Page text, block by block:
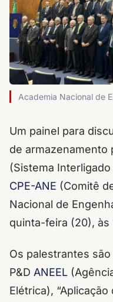
Academia Nacional de
Um painel para
de armazenamento
(Sistema
CPE-ANE (Comitê
Nacional de
quinta-feira (20), às
Os palestrantes
P&D ANEEL
Elétrica),